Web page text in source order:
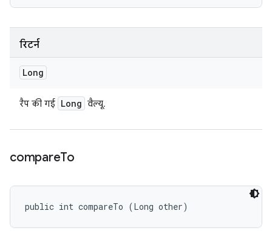
रिटर्न
Long
रैप की गई Long वैल्यू.
compareTo
public int compareTo (Long other)